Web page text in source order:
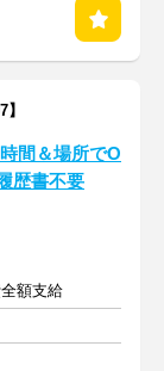
間＆場所でO
歴書不要
額支給